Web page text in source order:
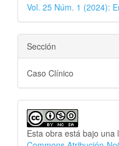
Vol. 25 Núm. 1 (2024):
Sección
Caso Clínico
Esta obra está bajo una